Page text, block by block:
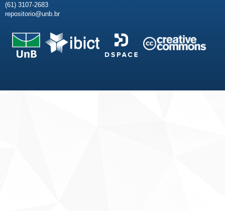
(61) 3107-2683
repositorio@unb.br